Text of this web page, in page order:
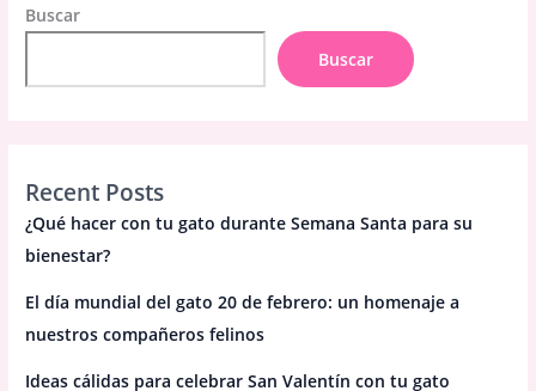
Buscar
Buscar
Recent Posts
¿Qué hacer con tu gato durante Semana Santa para su
bienestar?
El día mundial del gato 20 de febrero: un homenaje a
nuestros compañeros felinos
Ideas cálidas para celebrar San Valentín con tu gato